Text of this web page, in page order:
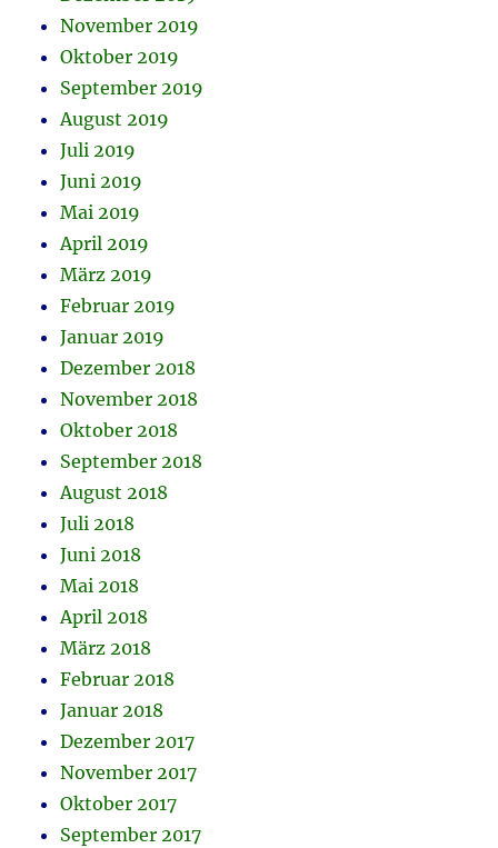
November 2019
Oktober 2019
September 2019
August 2019
Juli 2019
Juni 2019
Mai 2019
April 2019
März 2019
Februar 2019
Januar 2019
Dezember 2018
November 2018
Oktober 2018
September 2018
August 2018
Juli 2018
Juni 2018
Mai 2018
April 2018
März 2018
Februar 2018
Januar 2018
Dezember 2017
November 2017
Oktober 2017
September 2017